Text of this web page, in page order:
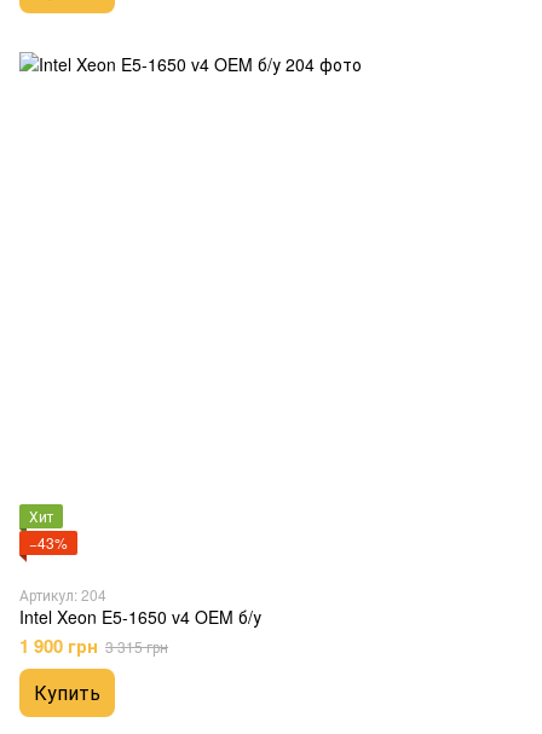
Хит
−43%
Артикул: 204
Intel Xeon E5-1650 v4 OEM б/у
1 900 грн 3 315 грн
Купить